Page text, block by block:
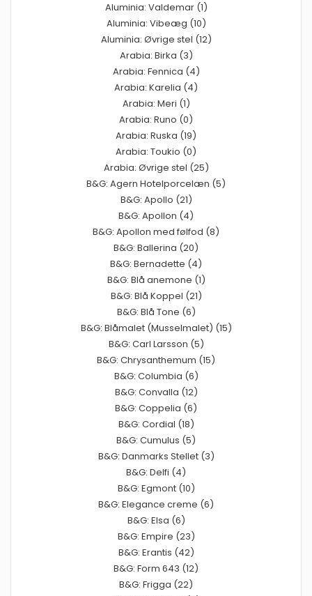
Aluminia: Valdemar (1)
Aluminia: Vibeæg (10)
Aluminia: Øvrige stel (12)
Arabia: Birka (3)
Arabia: Fennica (4)
Arabia: Karelia (4)
Arabia: Meri (1)
Arabia: Runo (0)
Arabia: Ruska (19)
Arabia: Toukio (0)
Arabia: Øvrige stel (25)
B&G: Agern Hotelporcelæn (5)
B&G: Apollo (21)
B&G: Apollon (4)
B&G: Apollon med følfod (8)
B&G: Ballerina (20)
B&G: Bernadette (4)
B&G: Blå anemone (1)
B&G: Blå Koppel (21)
B&G: Blå Tone (6)
B&G: Blåmalet (Musselmalet) (15)
B&G: Carl Larsson (5)
B&G: Chrysanthemum (15)
B&G: Columbia (6)
B&G: Convalla (12)
B&G: Coppelia (6)
B&G: Cordial (18)
B&G: Cumulus (5)
B&G: Danmarks Stellet (3)
B&G: Delfi (4)
B&G: Egmont (10)
B&G: Elegance creme (6)
B&G: Elsa (6)
B&G: Empire (23)
B&G: Erantis (42)
B&G: Form 643 (12)
B&G: Frigga (22)